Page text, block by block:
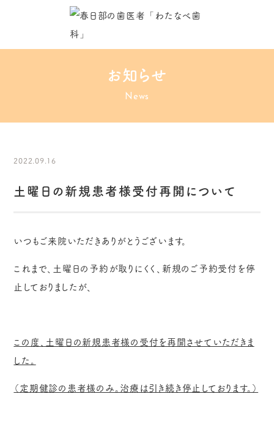
お知らせ
News
2022.09.16
土曜日の新規患者様受付再開について
いつもご来院いただきありがとうございます。
これまで、土曜日の予約が取りにくく、新規のご予約受付を停
止しておりましたが、
この度、土曜日の新規患者様の受付を再開させていただきま
した。
（定期健診の患者様のみ。治療は引き続き停止しております。）